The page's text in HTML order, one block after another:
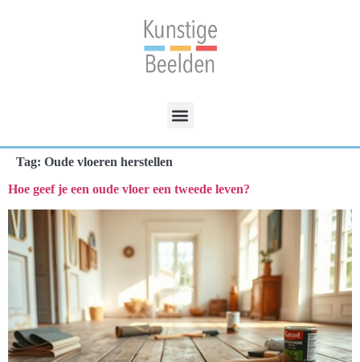
Tag: Oude vloeren herstellen
Hoe geef je een oude vloer een tweede leven?